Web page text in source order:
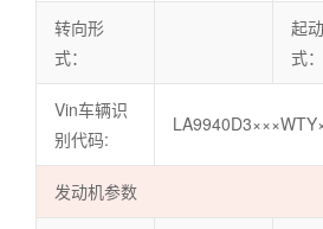
转向形
式：
起
式：
Vin车辆识
别代码:
发动机参数